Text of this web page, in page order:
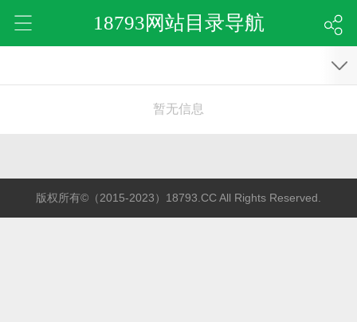
18793网站目录导航
暂无信息
版权所有©（2015-2023）18793.CC All Rights Reserved.